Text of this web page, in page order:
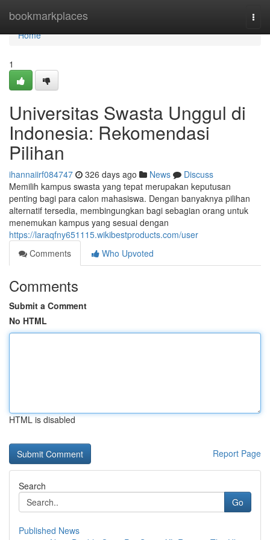
bookmarkplaces
Home
Home
1
Universitas Swasta Unggul di
Indonesia: Rekomendasi
Pilihan
ihannaiirf084747 326 days ago News
Discuss
Memilih kampus swasta yang tepat merupakan keputusan
penting bagi para calon mahasiswa. Dengan banyaknya pilihan
alternatif tersedia, membingungkan bagi sebagian orang untuk
menemukan kampus yang sesuai dengan
https://laraqfny651115.wikibestproducts.com/user
Comments
Who Upvoted
Comments
Submit a Comment
No HTML
HTML is disabled
Report Page
Search
Go
Published News